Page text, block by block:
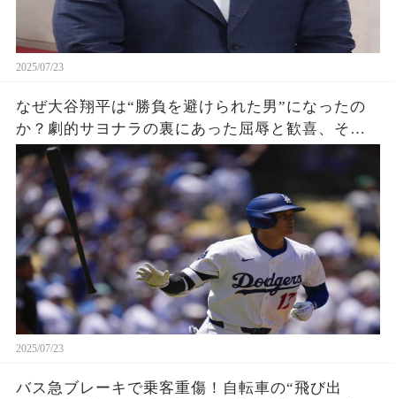
2025/07/23
なぜ大谷翔平は“勝負を避けられた男”になったの
か？劇的サヨナラの裏にあった屈辱と歓喜、その
瞬間をあなたはどう見る？
2025/07/23
バス急ブレーキで乗客重傷！自転車の“飛び出